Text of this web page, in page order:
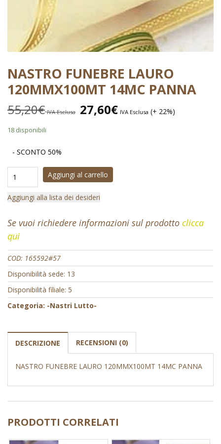
NASTRO FUNEBRE LAURO
120MMX100MT 14MC PANNA
55,20€ IVA Esclusa 27,60€ IVA Esclusa (+ 22%)
18 disponibili
- SCONTO 50%
Aggiungi al carrello
Aggiungi alla lista dei desideri
Se vuoi richiedere informazioni sul prodotto clicca
qui
COD: 165592#57
Disponibilità sede: 13
Disponibilità filiale: 5
Categoria: -Nastri Lutto-
DESCRIZIONE RECENSIONI (0)
NASTRO FUNEBRE LAURO 120MMX100MT 14MC PANNA
PRODOTTI CORRELATI